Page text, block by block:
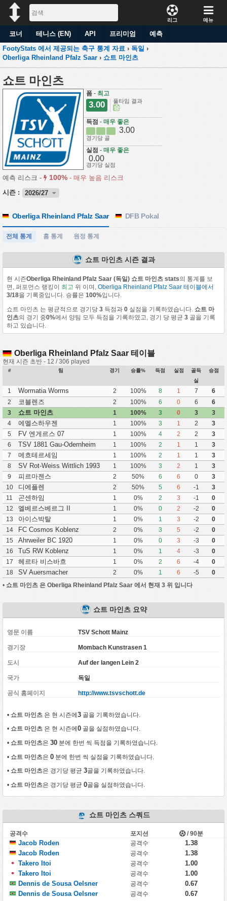
리그 메뉴
코너 테니스 (EN) API 프리미엄
예측
FootyStats 에서 제공되는 축구 통계 자료 › 독일 ›
Oberliga Rheinland Pfalz Saar › 쇼트 마인츠
쇼트 마인츠
폼 - 최고
3.00 풀타임 결과
승
득점 - 매우 좋은
3.00
경기당 골
실점 - 매우 좋은
0.00
경기당 실점
예측 리스크 - 100% - 매우 높음 리스크
시즌 :
2026/27
Oberliga Rheinland Pfalz Saar DFB Pokal
전체 통계 홈 통계 원정 통계
쇼트 마인츠 시즌 결과
현 시즌Oberliga Rheinland Pfalz Saar (독일) 쇼트 마인츠 stats의 통계를 보
면, 퍼포먼스 랭킹이 최고 위 이며,Oberliga Rheinland Pfalz Saar 테이블에서
3/18을 기록중입니다. 승률은100%입니다.
쇼트 마인츠 는 평균적으로 경기당3 득점과0 실점을 기록하였습니다. 쇼트 마
인츠의 경기 중0%에서 양팀 모두 득점을 기록하였고, 경기 당 평균3 골을 기록
하고 있습니다.
Oberliga Rheinland Pfalz Saar 테이블
현재 시즌 초반 - 12 / 306 played
# 팀 경기 승률% 득점 실점
골득
실
승점
1 Wormatia Worms 2 100% 8 1 7
6
2
코블렌즈 2 100% 6 0 6
6
3
쇼트 마인츠 1 100% 3 0 3
3
4
에멜스하우젠 1 100% 3 1 2
3
5
FV 엔게르스 07 1 100% 4 2 2
3
6
TSV 1881 Gau-Odernheim 1 100% 2 1 1
3
7
메흐테르세임 1 100% 2 1 1
3
8
SV Rot-Weiss Wittlich 1993 1 100% 3 2 1
3
9
피르마젠스 2 50% 6 6 0
3
10
디에플렌 2 50% 5 6 -1
3
11
곤센하임 1 0% 2 3 -1
0
12
엘베르스베르그 II 1 0% 0 2 -2
0
13
아이스박탈 1 0% 1 3 -2
0
14
FC Cosmos Koblenz 2 0% 3 5 -2
0
15
Ahrweiler BC 1920 1 0% 0 3 -3
0
16
TuS RW Koblenz 1 0% 1 4 -3
0
17
헤르타 비스바흐 1 0% 2 6 -4
0
18
SV Auersmacher 2 0% 1 6 -5
0
• 쇼트 마인츠 은 Oberliga Rheinland Pfalz Saar 에서 현재 3 위 입니다
쇼트 마인츠 요약
영문 이름 TSV Schott Mainz
경기장 Mombach Kunstrasen 1
도시 Auf der langen Lein 2
국가 독일
공식 홈페이지 http://www.tsvschott.de
• 쇼트 마인츠은 현 시즌에3골을 기록하였습니다.
• 쇼트 마인츠은 현 시즌에 0골을 실점하였습니다.
• 쇼트 마인츠은 30분에 한번 씩 득점을 기록하였습니다.
• 쇼트 마인츠은 0분에 한번 씩 실점을 기록하였습니다.
• 쇼트 마인츠은 경기당 평균 3골을 기록하였습니다.
• 쇼트 마인츠은 경기당 평균 0골을 실점하였습니다.
쇼트 마인츠 스쿼드
공격수 포지션 / 90분
Jacob Roden 공격수
1.38
Jacob Roden
공격수
1.38
Takero Itoi
공격수
1.00
Takero Itoi
공격수
1.00
Dennis de Sousa Oelsner
공격수
0.67
Dennis de Sousa Oelsner
공격수 0.67